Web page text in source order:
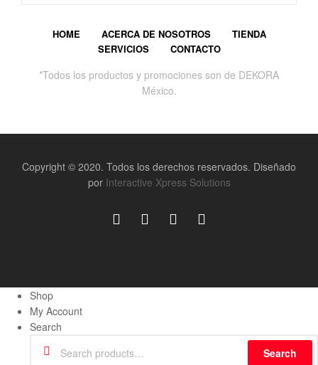
HOME ACERCA DE NOSOTROS
TIENDA
SERVICIOS
CONTACTO
*Todos los productos y promociones son de DEKORA
México.
Copyright © 2020. Todos los derechos reservados. Diseñado
por Interactive Xpress Solutions
Shop
My Account
Search
Search